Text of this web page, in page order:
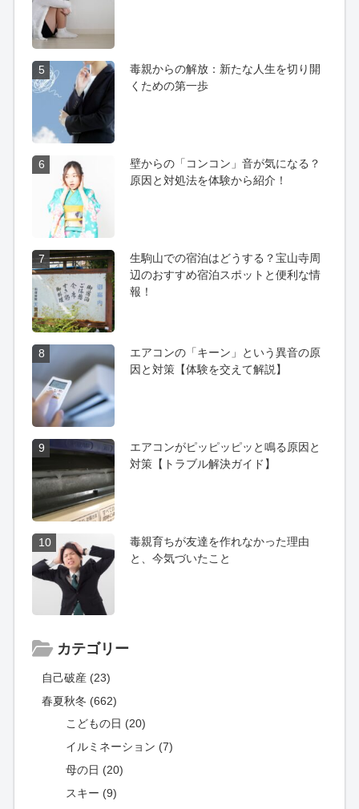
5
毒親からの解放：新たな人生を切り開
くための第一歩
6
壁からの「コンコン」音が気になる？
原因と対処法を体験から紹介！
7
生駒山での宿泊はどうする？宝山寺周
辺のおすすめ宿泊スポットと便利な情
報！
8
エアコンの「キーン」という異音の原
因と対策【体験を交えて解説】
9
エアコンがピッピッピッと鳴る原因と
対策【トラブル解決ガイド】
10
毒親育ちが友達を作れなかった理由
と、今気づいたこと
カテゴリー
自己破産 (23)
春夏秋冬 (662)
こどもの日 (20)
イルミネーション (7)
母の日 (20)
スキー (9)